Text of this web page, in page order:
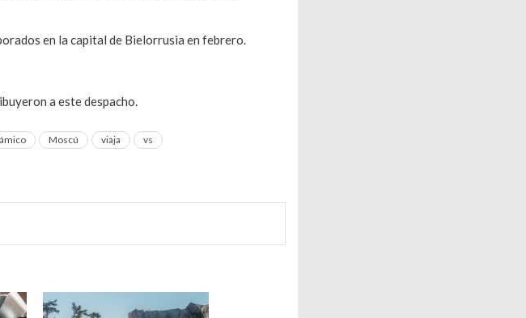
en la capital de Bielorrusia en febrero.
a este despacho.
Moscú viaja vs